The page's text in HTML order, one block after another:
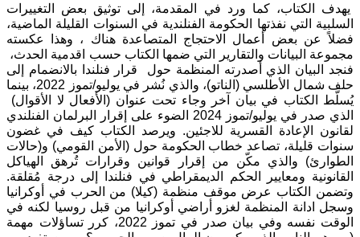
يهدف الكتاب، كما ورد في المقدمة، إلى توثيق بعض التغييرات
السلبية التي نفذتها الحكومة الفنلندية في السنوات القليلة الماضية،
فضلاً عن بعض أعمال الاحتجاج المتصاعدة هناك ، وهذا عكسته
مجموعة البيانات والتقارير التي ضمها الكتاب حسب اقدمية الحدث،
فنجد البيان الذي أصدرته المنظمة حول قرار فنلندا بالانضمام إلى
حلف شمال الأطلسي (الناتو)، والذي نُشر في يوليو/تموز 2022، بينما
يُسلّط الكتاب في بيان آخر وجاء تحت عنوان (الأفعال لا الأقوال)
الذي صدر في يوليو/تموز 2024 الضوء على إقرار البرلمان الفنلندي
لقانون الإعادة القسرية للاجئين. ويرصد الكتاب كيف في غضون
سنوات قليلة، تصاعد خطاب الحكومة حول (الأمن القومي) و(حالات
الطوارئ) والذي مكّن من إقرار قوانين وقرارات تُرهق الهياكل
القانونية ومعايير الحكم الديمقراطي في فنلندا إلى درجة مُقلقة.
وتضمن الكتاب عرض موقف منظمة (كيلا) من الحرب في أوكرانيا
وسجل ادانة المنظمة لغزو أراضي أوكرانيا من قبل روسيا لكنه في
الوقت نفسه وفي بيان صدر في تموز 2022، كرر تساؤلات مهمة